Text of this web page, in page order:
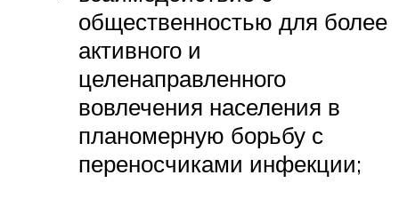
общественностью для более
активного и
целенаправленного
вовлечения населения в
планомерную борьбу с
переносчиками инфекции;